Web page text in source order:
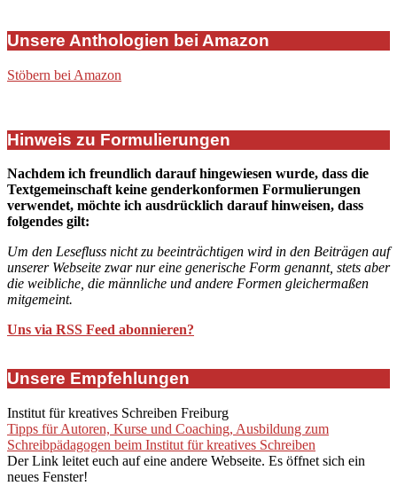
Unsere Anthologien bei Amazon
Stöbern bei Amazon
Hinweis zu Formulierungen
Nachdem ich freundlich darauf hingewiesen wurde, dass die
Textgemeinschaft keine genderkonformen Formulierungen
verwendet, möchte ich ausdrücklich darauf hinweisen, dass
folgendes gilt:
Um den Lesefluss nicht zu beeinträchtigen wird in den Beiträgen auf
unserer Webseite zwar nur eine generische Form genannt, stets aber
die weibliche, die männliche und andere Formen gleichermaßen
mitgemeint.
Uns via RSS Feed abonnieren?
Unsere Empfehlungen
Institut für kreatives Schreiben Freiburg
Tipps für Autoren, Kurse und Coaching, Ausbildung zum
Schreibpädagogen beim Institut für kreatives Schreiben
Der Link leitet euch auf eine andere Webseite. Es öffnet sich ein
neues Fenster!